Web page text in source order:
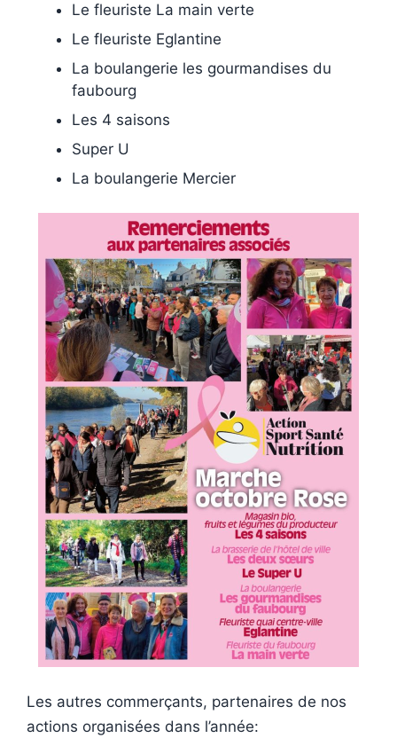
Le fleuriste La main verte
Le fleuriste Eglantine
La boulangerie les gourmandises du
faubourg
Les 4 saisons
Super U
La boulangerie Mercier
Les autres commerçants, partenaires de nos
actions organisées dans l’année: